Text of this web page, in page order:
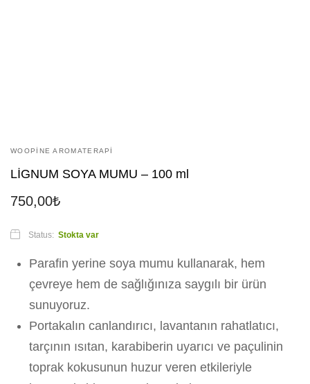
WOOPINE AROMATERAPI
LİGNUM SOYA MUMU – 100 ml
750,00₺
Status: Stokta var
Parafin yerine soya mumu kullanarak, hem
çevreye hem de sağlığınıza saygılı bir ürün
sunuyoruz.
Portakalın canlandırıcı, lavantanın rahatlatıcı,
tarçının ısıtan, karabiberin uyarıcı ve paçulinin
toprak kokusunun huzur veren etkileriyle